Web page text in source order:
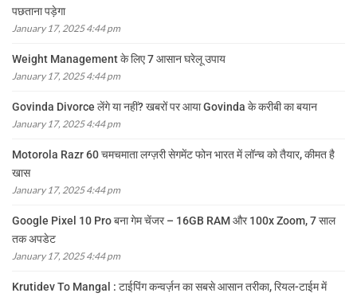
पछताना पड़ेगा
January 17, 2025 4:44 pm
Weight Management के लिए 7 आसान घरेलू उपाय
January 17, 2025 4:44 pm
Govinda Divorce लेंगे या नहीं? खबरों पर आया Govinda के करीबी का बयान
January 17, 2025 4:44 pm
Motorola Razr 60 चमचमाता लग्ज़री सेगमेंट फोन भारत में लॉन्च को तैयार, कीमत है
खास
January 17, 2025 4:44 pm
Google Pixel 10 Pro बना गेम चेंजर – 16GB RAM और 100x Zoom, 7 साल
तक अपडेट
January 17, 2025 4:44 pm
Krutidev To Mangal : टाईपिंग कन्वर्ज़न का सबसे आसान तरीका, रियल-टाईम में